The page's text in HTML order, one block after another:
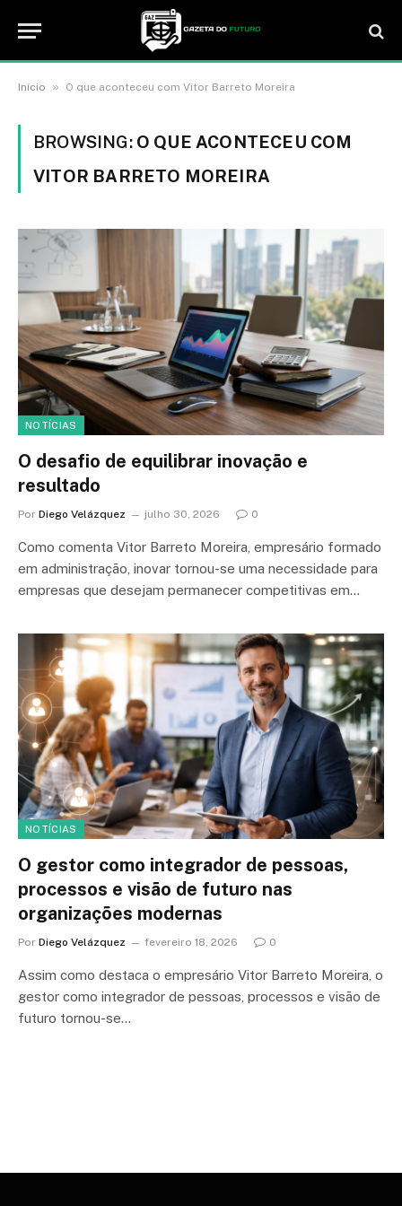
Início » O que aconteceu com Vitor Barreto Moreira
BROWSING: O QUE ACONTECEU COM
VITOR BARRETO MOREIRA
NOTÍCIAS
O desafio de equilibrar inovação e
resultado
Por Diego Velázquez julho 30, 2026 0
Como comenta Vitor Barreto Moreira, empresário formado
em administração, inovar tornou-se uma necessidade para
empresas que desejam permanecer competitivas em…
NOTÍCIAS
O gestor como integrador de pessoas,
processos e visão de futuro nas
organizações modernas
Por Diego Velázquez fevereiro 18, 2026 0
Assim como destaca o empresário Vitor Barreto Moreira, o
gestor como integrador de pessoas, processos e visão de
futuro tornou-se…